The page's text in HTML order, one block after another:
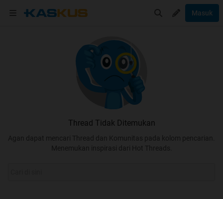
Masuk
Thread Tidak Ditemukan
Agan dapat mencari Thread dan Komunitas pada kolom pencarian.
Menemukan inspirasi dari Hot Threads.